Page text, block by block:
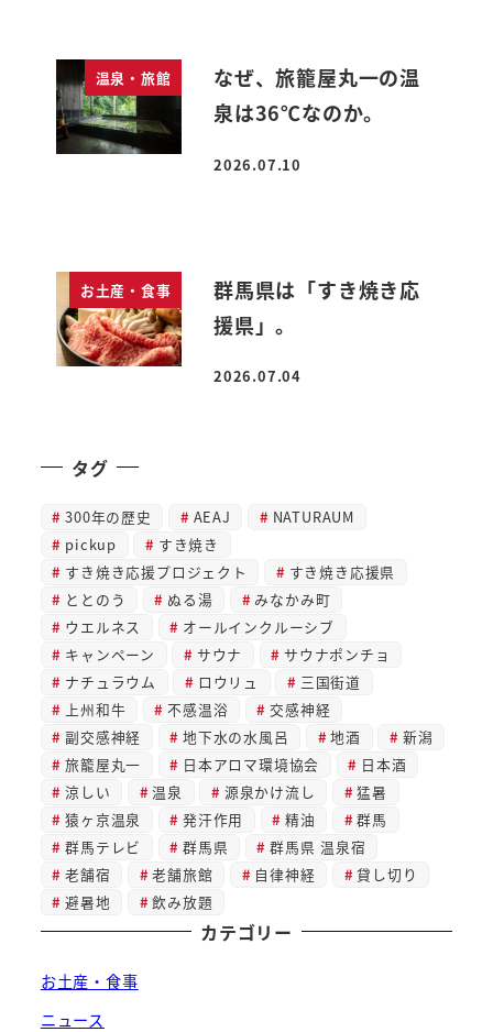
温泉・旅館
なぜ、旅籠屋丸一の温
泉は36℃なのか。
投稿日
2026.07.10
お土産・食事
群馬県は「すき焼き応
援県」。
投稿日
2026.07.04
タグ
300年の歴史 AEAJ
NATURAUM
pickup
すき焼き
すき焼き応援プロジェクト
すき焼き応援県
ととのう
ぬる湯
みなかみ町
ウエルネス
オールインクルーシブ
キャンペーン
サウナ
サウナポンチョ
ナチュラウム
ロウリュ
三国街道
上州和牛
不感温浴
交感神経
副交感神経
地下水の水風呂 地酒
新潟
旅籠屋丸一
日本アロマ環境協会
日本酒
涼しい
温泉 源泉かけ流し
猛暑
猿ヶ京温泉
発汗作用 精油
群馬
群馬テレビ
群馬県
群馬県 温泉宿
老舗宿
老舗旅館 自律神経
貸し切り
避暑地
飲み放題
カテゴリー
お土産・食事
ニュース